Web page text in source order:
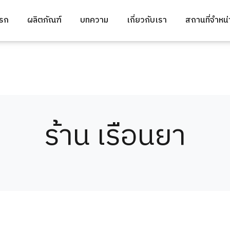
ก ผลิตภัณฑ์ บทความ เกี่ยวกับเรา สถานที่จำห
ร้าน เรือนยา